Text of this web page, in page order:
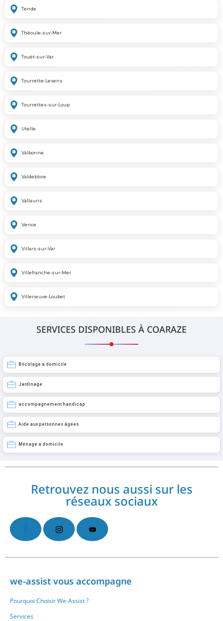
Tende
Théoule-sur-Mer
Touët-sur-Var
Tourrette-Levens
Tourrettes-sur-Loup
Utelle
Valbonne
Valdeblore
Vallauris
Vence
Villars-sur-Var
Villefranche-sur-Mer
Villeneuve-Loubet
SERVICES DISPONIBLES À COARAZE
Bricolage a domicile
Jardinage
accompagnement handicap
Aide aux personnes âgées
Ménage a domicile
Retrouvez nous aussi sur les
réseaux sociaux
we-assist vous accompagne
Pourquoi Choisir We-Assist ?
Services